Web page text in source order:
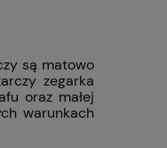
są matowo
zegarka
oraz małej
warunkach